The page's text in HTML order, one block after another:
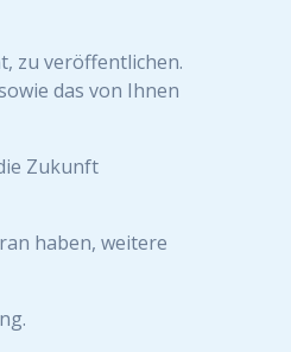
zu veröffentlichen.
das von Ihnen
Zukunft
haben, weitere